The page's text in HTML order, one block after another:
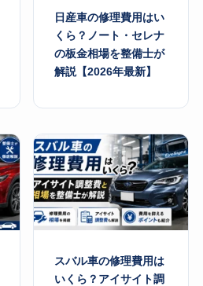
日産車の修理費用はい
くら？ノート・セレナ
の板金相場を整備士が
解説【2026年最新】
スバル車の修理費用は
いくら？アイサイト調